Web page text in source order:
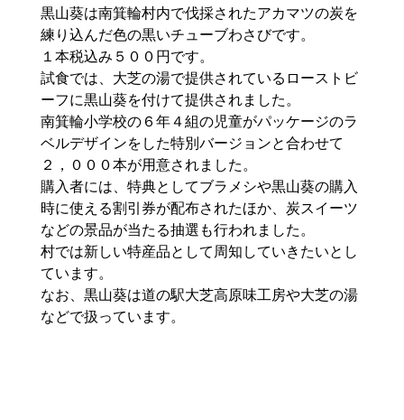
黒山葵は南箕輪村内で伐採されたアカマツの炭を
練り込んだ色の黒いチューブわさびです。
１本税込み５００円です。
試食では、大芝の湯で提供されているローストビ
ーフに黒山葵を付けて提供されました。
南箕輪小学校の６年４組の児童がパッケージのラ
ベルデザインをした特別バージョンと合わせて
２，０００本が用意されました。
購入者には、特典としてブラメシや黒山葵の購入
時に使える割引券が配布されたほか、炭スイーツ
などの景品が当たる抽選も行われました。
村では新しい特産品として周知していきたいとし
ています。
なお、黒山葵は道の駅大芝高原味工房や大芝の湯
などで扱っています。